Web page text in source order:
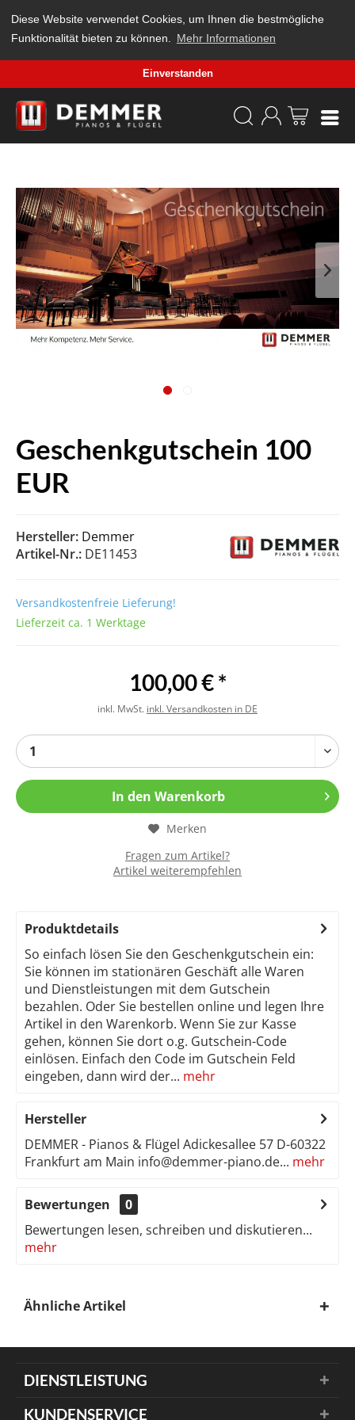
Diese Website verwendet Cookies, um Ihnen die bestmögliche
Funktionalität bieten zu können.
Mehr Informationen
Einverstanden
Geschenkgutschein 100
EUR
Hersteller: Demmer
Artikel-Nr.: DE11453
Versandkostenfreie Lieferung!
Lieferzeit ca. 1 Werktage
100,00 € *
inkl. MwSt. inkl. Versandkosten in DE
In den Warenkorb
Merken
Fragen zum Artikel?
Artikel weiterempfehlen
Produktdetails
So einfach lösen Sie den Geschenkgutschein ein:
Sie können im stationären Geschäft alle Waren
und Dienstleistungen mit dem Gutschein
bezahlen. Oder Sie bestellen online und legen Ihre
Artikel in den Warenkorb. Wenn Sie zur Kasse
gehen, können Sie dort o.g. Gutschein-Code
einlösen. Einfach den Code im Gutschein Feld
eingeben, dann wird der... mehr
Hersteller
DEMMER - Pianos & Flügel Adickesallee 57 D-60322
Frankfurt am Main info@demmer-piano.de... mehr
Bewertungen
0
Bewertungen lesen, schreiben und diskutieren...
mehr
Ähnliche Artikel
DIENSTLEISTUNG
KUNDENSERVICE